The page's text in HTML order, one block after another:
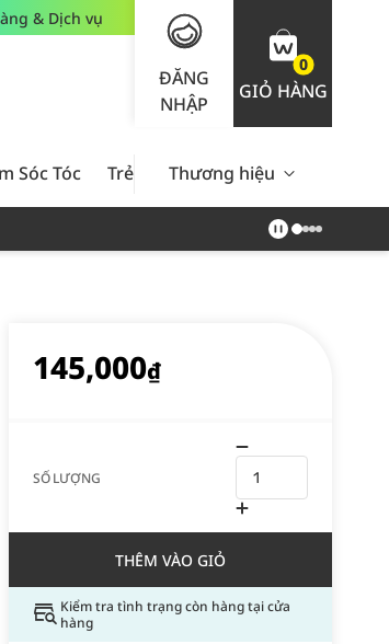
& Dịch vụ
ĐĂNG
NHẬP
0
GIỎ HÀNG
Sóc Tóc Trẻ Em Nam Giới Chăm Sóc
Thương hiệu
145,000₫
SỐ LƯỢNG
THÊM VÀO GIỎ
Kiểm tra tình trạng còn hàng tại cửa
hàng